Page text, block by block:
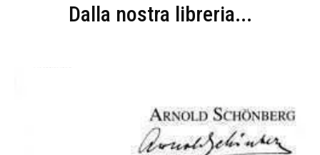
Dalla nostra libreria...